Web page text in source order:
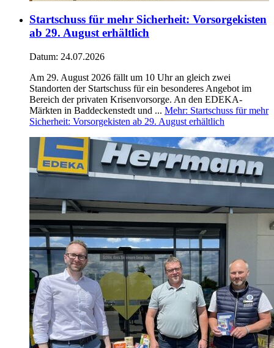
Startschuss für mehr Sicherheit: Vorsorgekisten
ab 29. August erhältlich
Datum: 24.07.2026
Am 29. August 2026 fällt um 10 Uhr an gleich zwei
Standorten der Startschuss für ein besonderes Angebot im
Bereich der privaten Krisenvorsorge. An den EDEKA-
Märkten in Baddeckenstedt und ... Mehr: Startschuss für mehr
Sicherheit: Vorsorgekisten ab 29. August erhältlich